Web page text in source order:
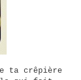
ta crêpière